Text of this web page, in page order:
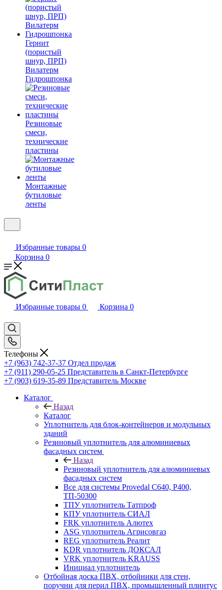
Гернит
(пористый
шнур, ПРП)
Вилатерм
Гидрошпонка
Резиновые
смеси,
технические
пластины
Монтажные
бутиловые
ленты
Избранные товары 0
Корзина 0
Избранные товары 0 Корзина 0
Телефоны
+7 (963) 742-37-37 Отдел продаж
+7 (911) 290-05-25 Представитель в Санкт-Петербурге
+7 (903) 619-35-89 Представитель Москве
Каталог
Назад
Каталог
Уплотнитель для блок-контейнеров и модульных
зданий
Резиновый уплотнитель для алюминиевых
фасадных систем
Назад
Резиновый уплотнитель для алюминиевых
фасадных систем
Все для системы Provedal С640, Р400,
ТП-50300
ТПУ уплотнитель Татпроф
КПУ уплотнитель СИАЛ
FRK уплотнитель Алютех
ASG уплотнитель Агрисовгаз
REG уплотнитель Реалит
KDR уплотнитель ДОКСАЛ
VRK уплотнитель KRAUSS
Инициал уплотнитель
Отбойная доска ПВХ, отбойники для стен,
поручни для перил ПВХ, промышленный плинтус